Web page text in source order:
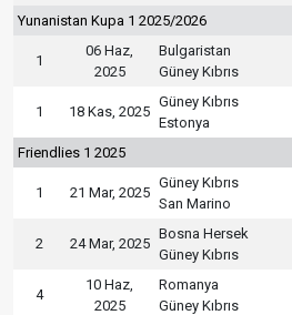
Yunanistan Kupa 1 2025/2026
1
06 Haz,
2025
Bulgaristan
Güney Kıbrıs
1 18 Kas, 2025
Güney Kıbrıs
Estonya
Friendlies 1 2025
1 21 Mar, 2025
Güney Kıbrıs
San Marino
2 24 Mar, 2025
Bosna Hersek
Güney Kıbrıs
4
10 Haz,
2025
Romanya
Güney Kıbrıs